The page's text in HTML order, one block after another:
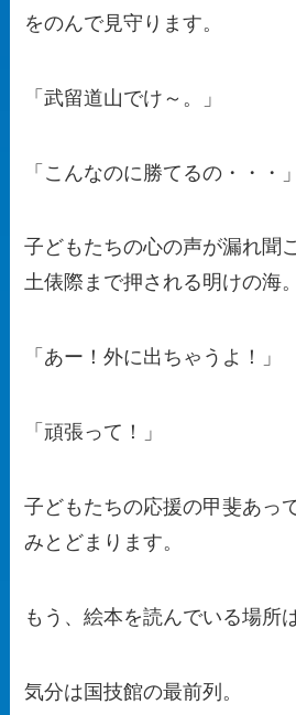
をのんで見守ります。
「武留道山でけ～。」
「こんなのに勝てるの・・・」
子どもたちの心の声が漏れ聞
土俵際まで押される明けの海。
「あー！外に出ちゃうよ！」
「頑張って！」
子どもたちの応援の甲斐あっ
みとどまります。
もう、絵本を読んでいる場所
気分は国技館の最前列。